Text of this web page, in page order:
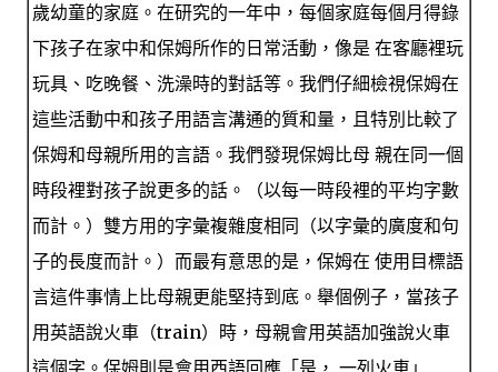
歲幼童的家庭。在研究的一年中，每個家庭每個月得錄
下孩子在家中和保姆所作的日常活動，像是 在客廳裡玩
玩具、吃晚餐、洗澡時的對話等。我們仔細檢視保姆在
這些活動中和孩子用語言溝通的質和量，且特別比較了
保姆和母親所用的言語。我們發現保姆比母 親在同一個
時段裡對孩子說更多的話。（以每一時段裡的平均字數
而計。）雙方用的字彙複雜度相同（以字彙的廣度和句
子的長度而計。）而最有意思的是，保姆在 使用目標語
言這件事情上比母親更能堅持到底。舉個例子，當孩子
用英語說火車（train）時，母親會用英語加強說火車
這個字。保姆則是會用西語回應「是， 一列火車」